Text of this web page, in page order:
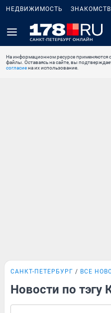
НЕДВИЖИМОСТЬ
На информационном ресурсе применяются
файлы. Оставаясь на сайте, вы
согласиена их использование.
САНКТ-ПЕТЕРБУРГ ВСЕ
Новости по тэгу